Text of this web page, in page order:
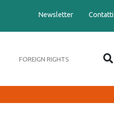
Newsletter Contatti
FOREIGN RIGHTS